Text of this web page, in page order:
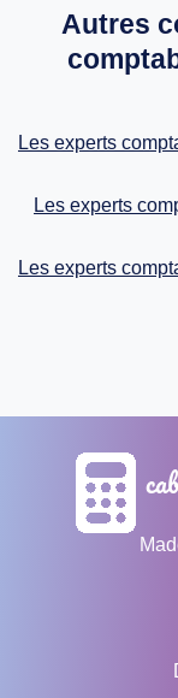
Autres
Les experts
Les experts
Les experts